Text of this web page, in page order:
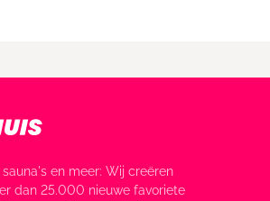
sauna's en meer: Wij creëren
dan 25.000 nieuwe favoriete